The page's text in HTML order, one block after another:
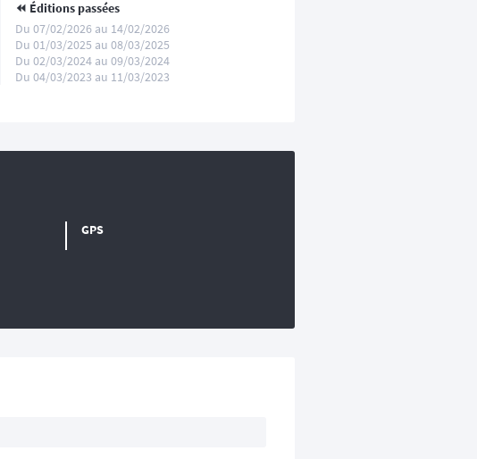
⏪️ Éditions passées
Du 07/02/2026 au 14/02/2026
Du 01/03/2025 au 08/03/2025
Du 02/03/2024 au 09/03/2024
Du 04/03/2023 au 11/03/2023
GPS